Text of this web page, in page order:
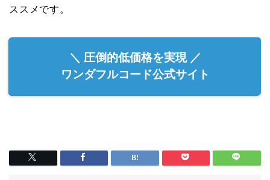
ススメです。
＼ 圧倒的低価格を実現 ／
ワンダフルコード公式サイト